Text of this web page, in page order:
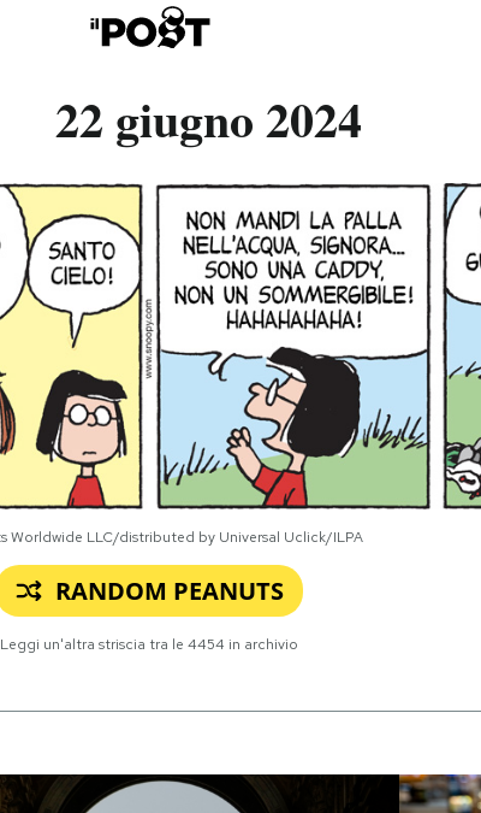
22 giugno 2024
Worldwide LLC/distributed by Universal Uclick/ILPA
RANDOM PEANUTS
Leggi un'altra striscia tra le 4454 in archivio